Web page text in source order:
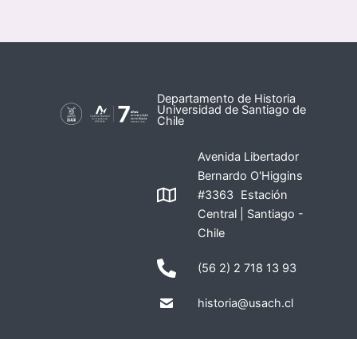
Departamento de Historia
Universidad de Santiago de
Chile
Avenida Libertador
Bernardo O'Higgins
#3363 Estación
Central | Santiago -
Chile
(56 2) 2 718 13 93
historia@usach.cl